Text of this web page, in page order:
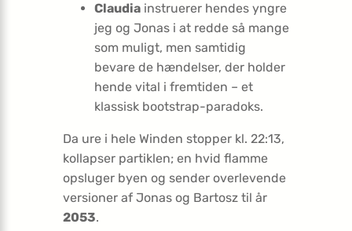
Claudia instruerer hendes yngre
jeg og Jonas i at redde så mange
som muligt, men samtidig
bevare de hændelser, der holder
hende vital i fremtiden – et
klassisk bootstrap-paradoks.
Da ure i hele Winden stopper kl. 22:13,
kollapser partiklen; en hvid flamme
opsluger byen og sender overlevende
versioner af Jonas og Bartosz til år
2053.